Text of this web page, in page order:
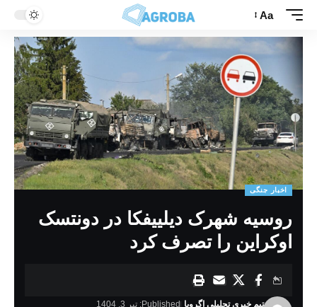
Aa
اخبار جنگی
روسیه شهرک دیلییفکا در دونتسک
اوکراین را تصرف کرد
تیم خبری تحلیلی اگروبا Published: تیر 3, 1404